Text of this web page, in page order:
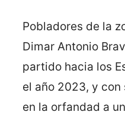
Pobladores de la
Dimar Antonio
partido hacia los
el año 2023, y
en la orfandad a